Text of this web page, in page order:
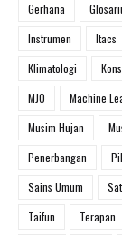
Gerhana
Instrumen
Itacs
Klimatologi
MJO
Machine
Musim Hujan
Penerbangan
Sains Umum
Taifun
Terapan